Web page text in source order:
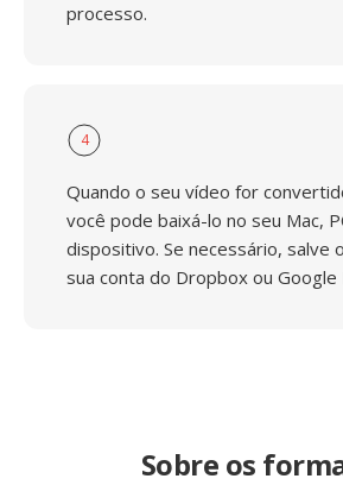
processo.
4
Quando o seu vídeo for
você pode baixá-lo no seu Mac,
dispositivo. Se necessário, salve
sua conta do Dropbox ou Google
Sobre os